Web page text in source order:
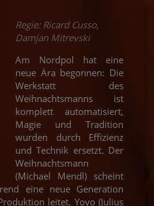
Regie: Ricard Cusso,
Damjan Mitrevski
Am Nordpol hat eine
neue Ära begonnen: Die
Werkstatt des
Weihnachtsmanns ist
komplett automatisiert,
Magie und Tradition
wurden durch Effizienz
und Technik ersetzt. Der
Weihnachtsmann
(Michael Mendl) scheint
eine neue Generation
leitet. Yoyo (Julius